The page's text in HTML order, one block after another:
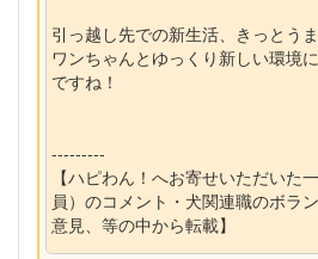
引っ越し先での新生活、きっとう
ワンちゃんとゆっくり新しい環境
ですね！
---------
【ハピわん！へお寄せいただいた
員）のコメント・犬関連職のボラ
意見、等の中から転載】